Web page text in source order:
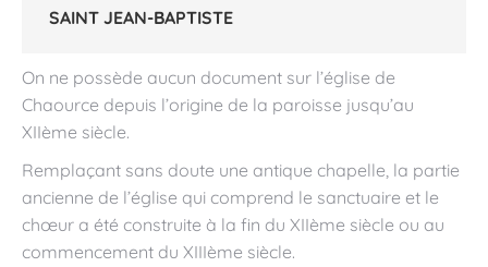
SAINT JEAN-BAPTISTE
On ne possède aucun document sur l’église de
Chaource depuis l’origine de la paroisse jusqu’au
XIIème siècle.
Remplaçant sans doute une antique chapelle, la partie
ancienne de l’église qui comprend le sanctuaire et le
chœur a été construite à la fin du XIIème siècle ou au
commencement du XIIIème siècle.